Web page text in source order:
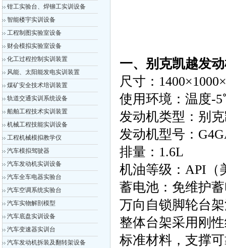
钳工实验台、焊铆工实训设备
智能楼宇实训设备
工程制图实验室设备
财会模拟实验室设备
化工过程控制实训装置
风能、太阳能发电实训装置
煤矿安全技术培训装置
轨道交通实训系统设备
船舶工程技术实训装置
机械工程技能实训设备
工程机械模拟教学仪
汽车模拟驾驶器
汽车发动机实训设备
汽车全车电器实验台
汽车空调系统实验台
汽车实物解剖模型
汽车底盘实训设备
汽车变速器实训台
汽车发动机拆装及翻转架设备
一、别克凯越发
尺寸：
使用环境：温度-
发动机类型：别
发动机型号：
排量：1.6L
机油等级：API（
蓄电池：免维护
万向自锁脚轮台
整体台架采用刚
标准材料，支撑